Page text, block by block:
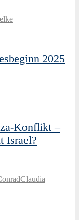
2025
Konflikt –
Israel?
Claudia